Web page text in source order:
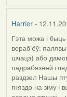
Harrier-
Гэта можа і быць
вераб'ёў:
шчацэ) або
падрабязней
раздзел Нашы
гняздо на зіму і